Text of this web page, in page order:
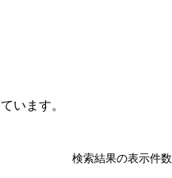
います。
検索結果の表示件数